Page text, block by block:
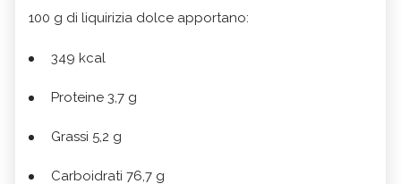
100 g di liquirizia dolce apportano:
349 kcal
Proteine 3,7 g
Grassi 5,2 g
Carboidrati 76,7 g